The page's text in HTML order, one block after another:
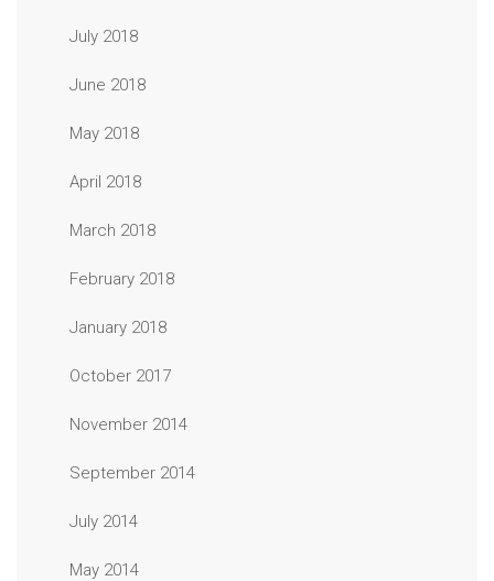
July 2018
June 2018
May 2018
April 2018
March 2018
February 2018
January 2018
October 2017
November 2014
September 2014
July 2014
May 2014